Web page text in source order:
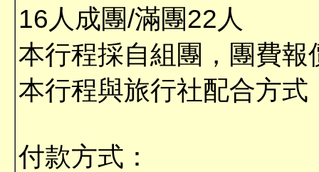
16人成團/滿團22人
本行程採自組團，團費報
本行程與旅行社配合方
付款方式：